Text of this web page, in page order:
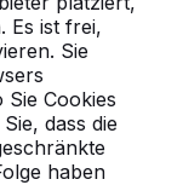
Es ist frei,
Sie
Cookies
dass die
haben